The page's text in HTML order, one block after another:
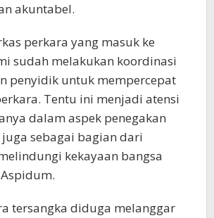
akuntabel.
perkara yang masuk ke
sudah melakukan koordinasi
penyidik untuk mempercepat
Tentu ini menjadi atensi
dalam aspek penegakan
sebagai bagian dari
kekayaan bangsa
tersangka diduga melanggar